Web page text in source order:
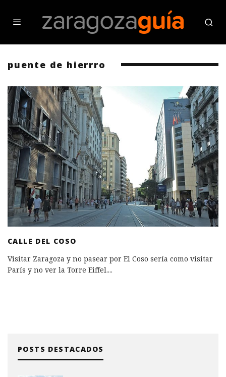
puente de hierrro
CALLE DEL COSO
Visitar Zaragoza y no pasear por El Coso sería como visitar
París y no ver la Torre Eiffel....
POSTS DESTACADOS